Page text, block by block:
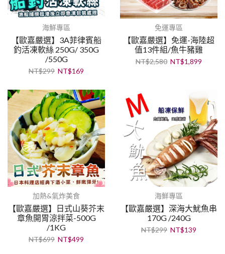
海鮮專區
【歐嘉嚴選】3A菲律賓船
釣活凍軟絲 250G/ 350G
/550G
NT$299 NT$169
免運專區
【歐嘉嚴選】免運-海陸超
值13件組/魚牛豬雞
NT$2,580 NT$1,899
加熱&氣炸美食
【歐嘉嚴選】日式山葵芥末
章魚開胃涼拌菜-500G
/1KG
NT$699 NT$499
海鮮專區
【歐嘉嚴選】深海大魷魚串
170G /240G
NT$299 NT$139